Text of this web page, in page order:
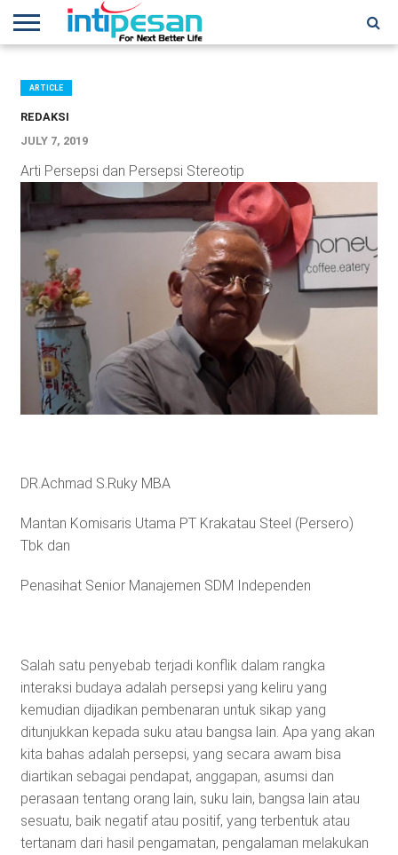
NEWS
CONFERENCES
TRAINING
IPSHOW
EVENT
IP
NETWORK
MORE
ARTICLE
REDAKSI
JULY 7, 2019
Arti Persepsi dan Persepsi Stereotip
DR.Achmad S.Ruky MBA
Mantan Komisaris Utama PT Krakatau Steel (Persero)
Tbk dan
Penasihat Senior Manajemen SDM Independen
Salah satu penyebab terjadi konflik dalam rangka
interaksi budaya adalah persepsi yang keliru yang
kemudian dijadikan pembenaran untuk sikap yang
ditunjukkan kepada suku atau bangsa lain. Apa yang akan
kita bahas adalah persepsi, yang secara awam bisa
diartikan sebagai pendapat, anggapan, asumsi dan
perasaan tentang orang lain, suku lain, bangsa lain atau
sesuatu, baik negatif atau positif, yang terbentuk atau
tertanam dari hasil pengamatan, pengalaman melakukan